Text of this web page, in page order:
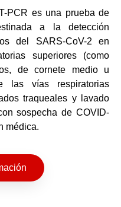
PCR es una prueba de
a la detección
del SARS-CoV-2 en
superiores (como
de cornete medio u
las vías respiratorias
traqueales y lavado
sospecha de COVID-
médica.